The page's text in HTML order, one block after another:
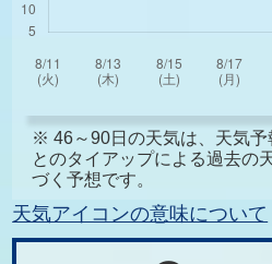
※ 46～90日の天気は、天気予
とのタイアップによる過去の
づく予想です。
天気アイコンの意味について